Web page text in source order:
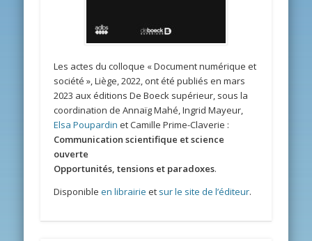
Les actes du colloque « Document numérique et
société », Liège, 2022, ont été publiés en mars
2023 aux éditions De Boeck supérieur, sous la
coordination de Annaïg Mahé, Ingrid Mayeur,
Elsa Poupardin et Camille Prime-Claverie :
Communication scientifique et science
ouverte
Opportunités, tensions et paradoxes.
Disponibleen librairie et sur le site de l’éditeur.